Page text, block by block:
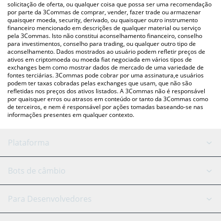
para verificar o último preço de Bitcat nas principais moedas fiat
e criptográficas.
solicitação de oferta, ou qualquer coisa que possa ser uma recomendação
por parte da 3Commas de comprar, vender, fazer trade ou armazenar
quaisquer moeda, security, derivado, ou quaisquer outro instrumento
financeiro mencionado em descrições de qualquer material ou serviço
pela 3Commas. Isto não constitui aconselhamento financeiro, conselho
para investimentos, conselho para trading, ou qualquer outro tipo de
aconselhamento. Dados mostrados ao usuário podem refletir preços de
ativos em criptomoeda ou moeda fiat negociada em vários tipos de
exchanges bem como mostrar dados de mercado de uma variedade de
fontes terciárias. 3Commas pode cobrar por uma assinatura,e usuários
podem ter taxas cobradas pelas exchanges que usam, que não são
refletidas nos preços dos ativos listados. A 3Commas não é responsável
por quaisquer erros ou atrasos em conteúdo or tanto da 3Commas como
de terceiros, e nem é responsável por ações tomadas baseando-se nas
informações presentes em qualquer contexto.
Plataforma
Bot GRID
Signal Bot
Assistente de IA
Bots de câmbio
Binance
Para Desenvolvedores